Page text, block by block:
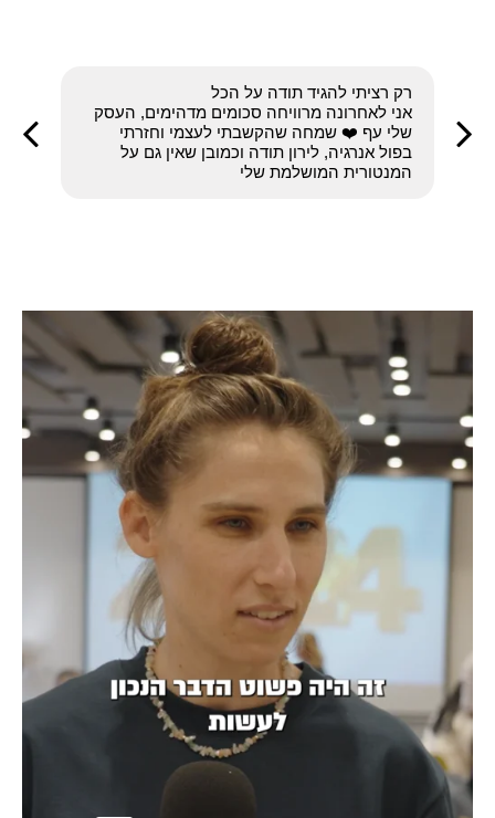
רק רציתי להגיד תודה על הכל
אני לאחרונה מרוויחה סכומים מדהימים, העסק
שלי עף ❤️ שמחה שהקשבתי לעצמי וחזרתי
בפול אנרגיה, לירון תודה וכמובן שאין גם על
המנטורית המושלמת שלי